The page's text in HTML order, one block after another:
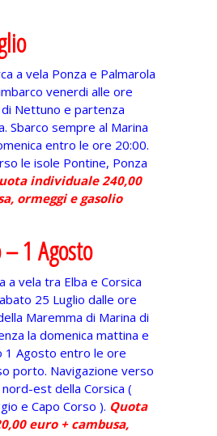
a vela Ponza e Palmarola
venerdi alle ore
Nettuno e partenza
Sbarco sempre al Marina
entro le ore 20:00.
le isole Pontine, Ponza
individuale 240,00
ormeggi e gasolio
1 Agosto
a vela tra Elba e Corsica
25 Luglio dalle ore
Maremma di Marina di
la domenica mattina e
1 Agosto entro le ore
porto. Navigazione verso
nord-est della Corsica (
e Capo Corso ). Quota
euro + cambusa,